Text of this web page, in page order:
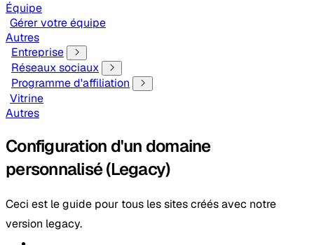
Équipe
Gérer votre équipe
Autres
Entreprise
Réseaux sociaux
Programme d'affiliation
Vitrine
Autres
Configuration d'un domaine
personnalisé (Legacy)
Ceci est le guide pour tous les sites créés avec notre
version legacy.